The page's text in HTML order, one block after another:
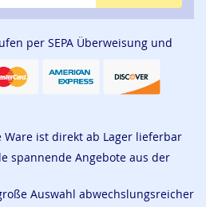
per SEPA Überweisung und
ist direkt ab Lager lieferbar
spannende Angebote aus der
Auswahl abwechslungsreicher